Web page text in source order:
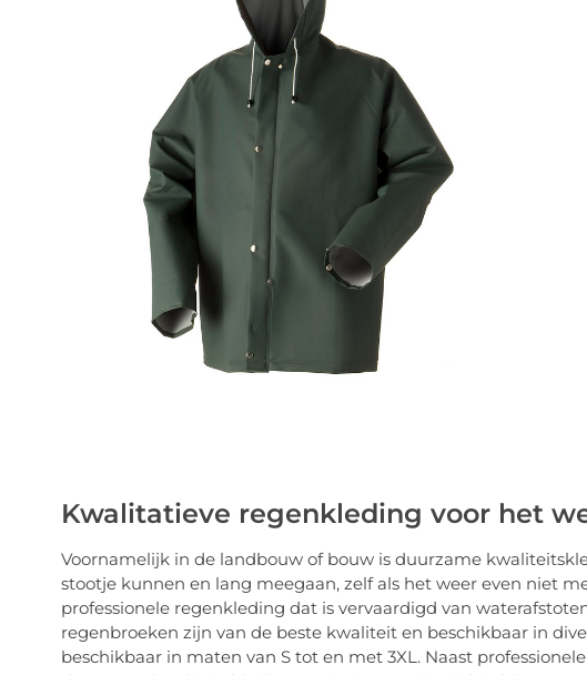
Kwalitatieve regenkleding voor het
Voornamelijk in de landbouw of bouw is duurzame
stootje kunnen en lang meegaan, zelf als het weer even niet
professionele regenkleding dat is vervaardigd van
regenbroeken zijn van de beste kwaliteit en beschikbaar in
beschikbaar in maten van S tot en met 3XL. Naast